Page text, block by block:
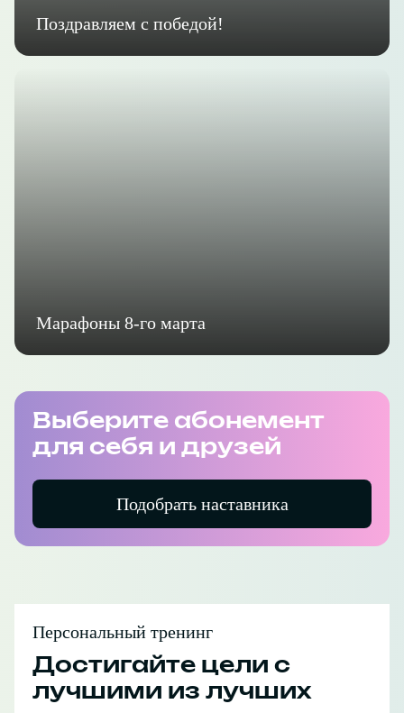
Поздравляем с победой!
Марафоны 8-го марта
Выберите абонемент
для себя и друзей
Подобрать наставника
Персональный тренинг
Достигайте цели с
лучшими из лучших